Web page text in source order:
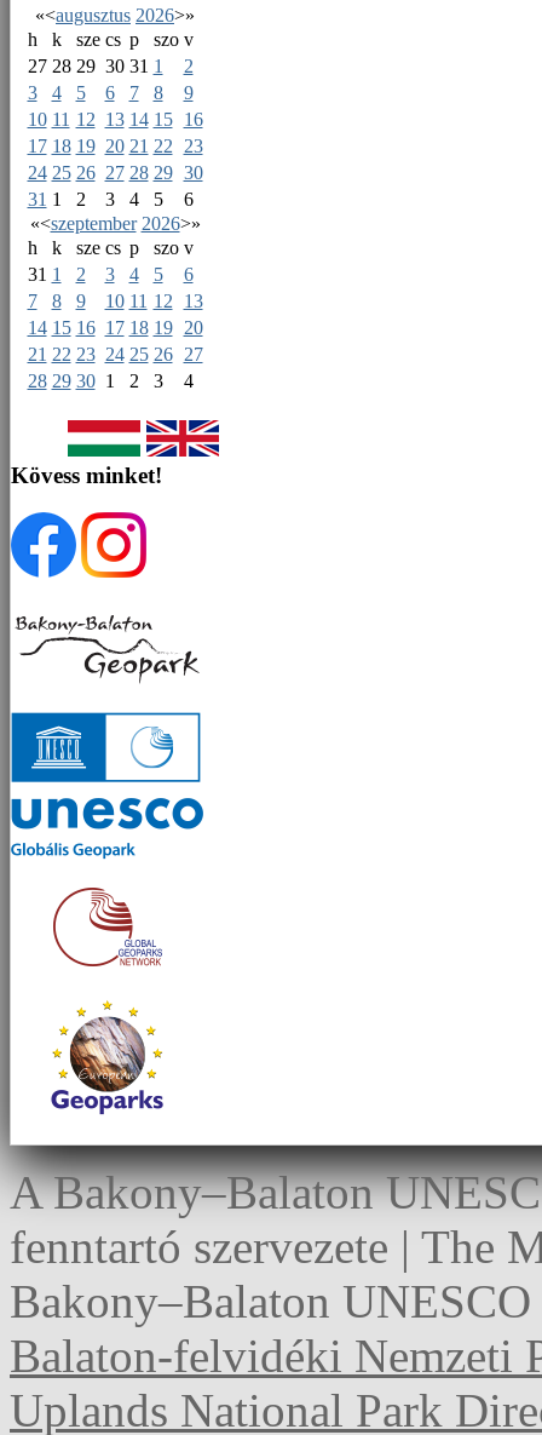
«<augusztus 2026>»
h
k sze cs p szo v
27 28 29 30 31 1
2
3
4 5 6 7 8
9
10 11 12 13 14 15
16
17 18 19 20 21 22
23
24 25 26 27 28 29 30
31 1 2 3 4 5
6
«<szeptember 2026>»
h
k sze cs p szo v
31 1 2 3 4 5
6
7
8 9 10 11 12
13
14 15 16 17 18 19
20
21 22 23 24 25 26
27
28 29 30 1 2 3 4
Kövess minket!
A Bakony–Balaton
fenntartó szervezete | The
Bakony–Balaton
Balaton-felvidéki Nemzeti
Uplands National Park